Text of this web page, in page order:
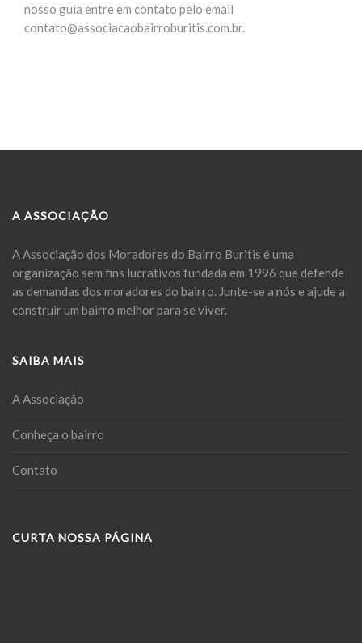
nosso guia entre em contato pelo email
contato@associacaobairroburitis.com.br.
A ASSOCIAÇÃO
A Associação dos Moradores do Bairro Buritis é uma
organização sem fins lucrativos fundada em 1996 que defende
as demandas dos moradores do bairro. Junte-se a nós e ajude a
construir um bairro melhor para se viver.
SAIBA MAIS
A Associação
Conheça o bairro
Contato
CURTA NOSSA PÁGINA